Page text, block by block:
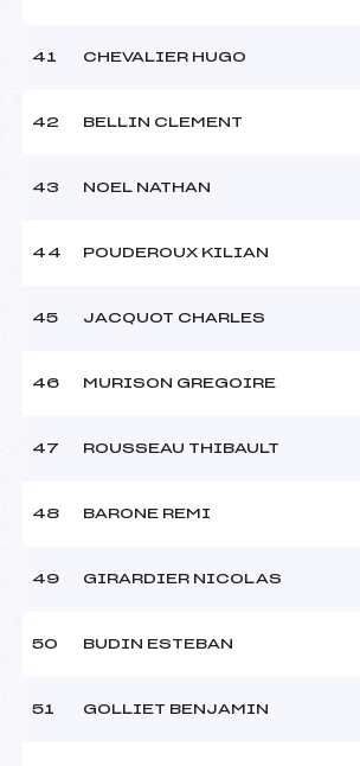
41 CHEVALIER HUGO
42 BELLIN CLEMENT
43 NOEL NATHAN
44 POUDEROUX KILIAN
45 JACQUOT CHARLES
46 MURISON GREGOIRE
47 ROUSSEAU THIBAULT
48 BARONE REMI
49 GIRARDIER NICOLAS
50 BUDIN ESTEBAN
51 GOLLIET BENJAMIN